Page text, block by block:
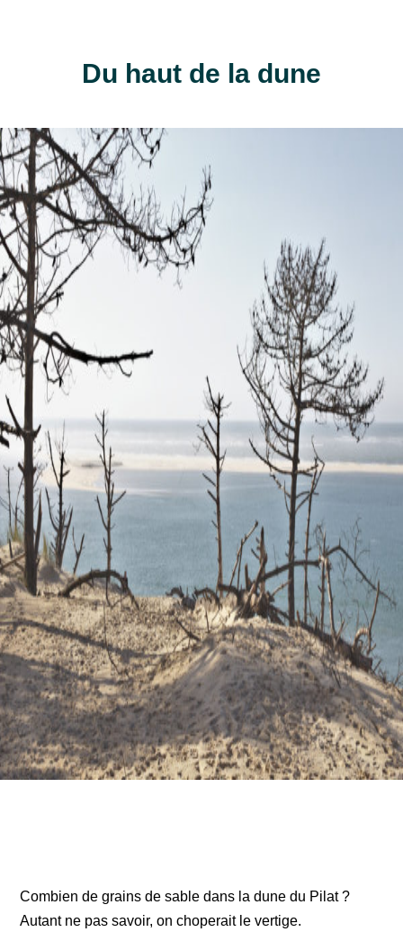
Du haut de la dune
Combien de grains de sable dans la dune du Pilat ?
Autant ne pas savoir, on choperait le vertige.